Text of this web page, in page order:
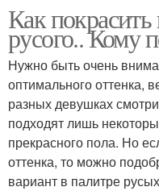
Как
русого.. Кому
Нужно быть очень
оптимального оттенка,
разных девушках
подходят лишь
прекрасного пола. Но
оттенка, то можно
вариант в палитре